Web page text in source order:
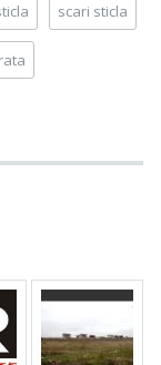
scari sticla